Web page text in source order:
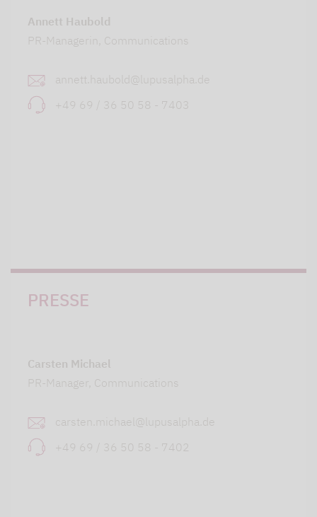
Annett Haubold
PR-Managerin, Communications
annett.haubold@lupusalpha.de
+49 69 / 36 50 58 - 7403
PRESSE
Carsten Michael
PR-Manager, Communications
carsten.michael@lupusalpha.de
+49 69 / 36 50 58 - 7402